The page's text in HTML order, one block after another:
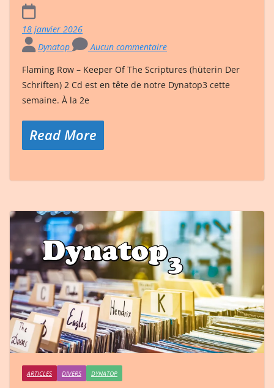
18 janvier 2026
Dynatop
Aucun commentaire
Flaming Row – Keeper Of The Scriptures (hüterin Der
Schriften) 2 Cd est en tête de notre Dynatop3 cette
semaine. À la 2e
Read More
ARTICLES DIVERS DYNATOP